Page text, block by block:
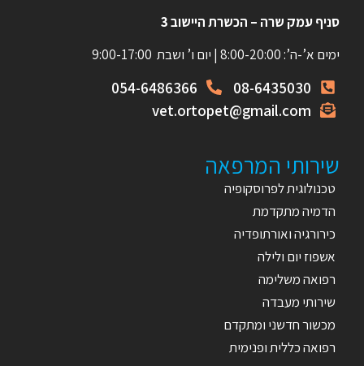
סניף עמק שרה – הכשרת היישוב 3
ימים א’-ה’: 8:00-20:00 | יום ו’ ושבת 9:00-17:00
08-6435030
054-6486366
vet.ortopet@gmail.com
שירותי המרפאה
טכנולוגית לפרוסקופיה
הדמיה מתקדמת
כירורגיה ואורתופדיה
אשפוז יום ולילה
רפואה משלימה
שירותי מעבדה
מכשור חדשני ומתקדם
רפואה כללית ופנימית